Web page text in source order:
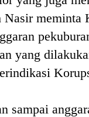
meminta
yang
sampai